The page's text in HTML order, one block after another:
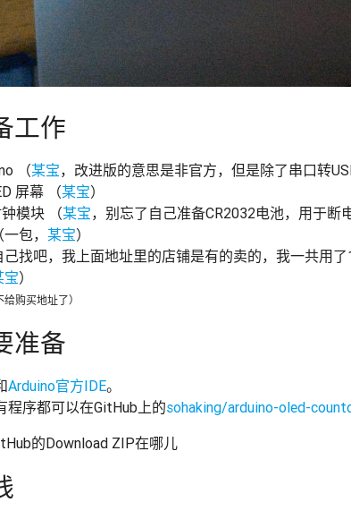
工作
（某宝，改进版的意思是非官方，但是除了串口转
屏幕 （某宝）
模块 （某宝，别忘了自己准备CR2032电池，用于断
包， 某宝）
找吧，我上面地址里的店铺是有的卖的，我一共用了
宝）
给购买地址了）
准备
Arduino官方IDE。
程序都可以在GitHub上的sohaking/arduino-oled-
的Download ZIP在哪儿